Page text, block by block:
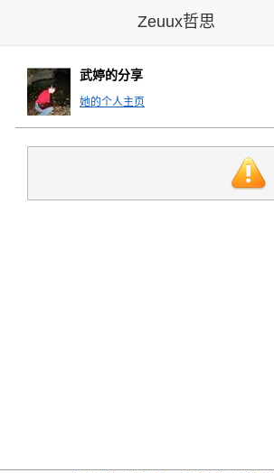
Zeuux哲思
武婷的分享
她的个人主页